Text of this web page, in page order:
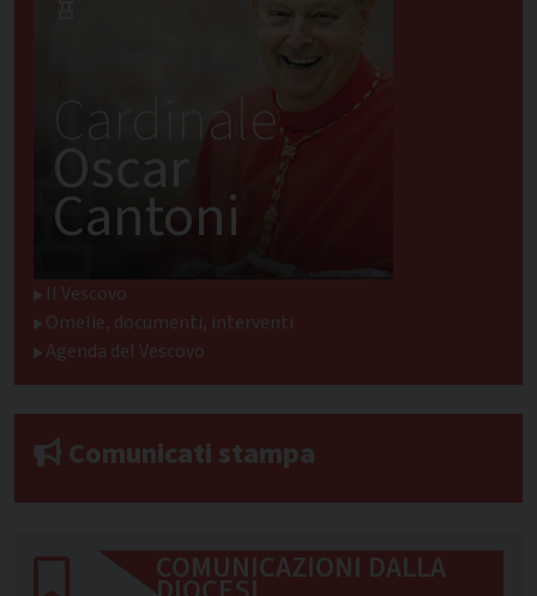
Cardinale
Oscar
Cantoni
Il Vescovo
Omelie, documenti, interventi
Agenda del Vescovo
Comunicati stampa
COMUNICAZIONI DALLA